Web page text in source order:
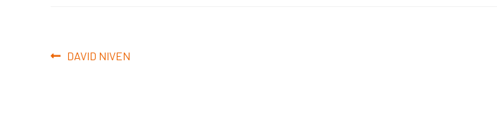
Navegación
Anterior:
DAVID NIVEN